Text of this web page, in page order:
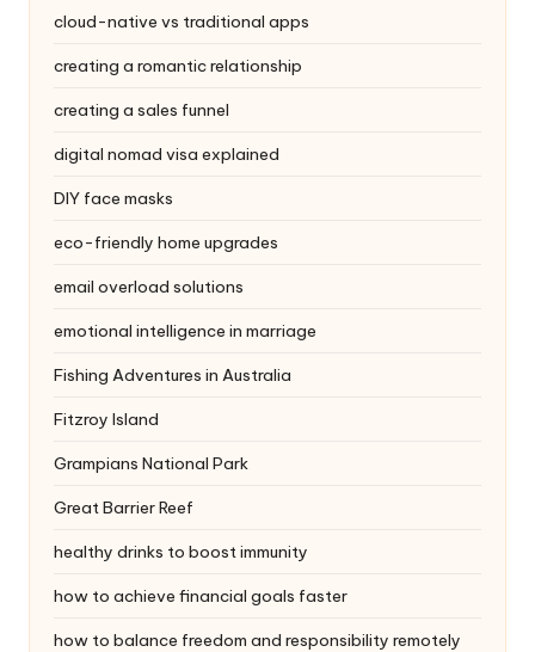
cloud-native vs traditional apps
creating a romantic relationship
creating a sales funnel
digital nomad visa explained
DIY face masks
eco-friendly home upgrades
email overload solutions
emotional intelligence in marriage
Fishing Adventures in Australia
Fitzroy Island
Grampians National Park
Great Barrier Reef
healthy drinks to boost immunity
how to achieve financial goals faster
how to balance freedom and responsibility remotely